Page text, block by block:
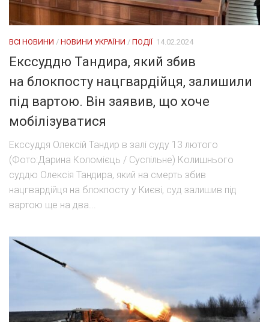
ВСІ НОВИНИ / НОВИНИ УКРАЇНИ / ПОДІЇ 14.02.2024
Екссуддю Тандира, який збив
на блокпосту нацгвардійця, залишили
під вартою. Він заявив, що хоче
мобілізуватися
Екссуддя Олексій Тандир в залі суду 13 лютого
(Фото:Дарина Коломієць / Суспільне) Колишнього
суддю Олексія Тандира, який на смерть збив
нацгвардійця на блокпосту у Києві, суд залишив під
вартою ще на два...